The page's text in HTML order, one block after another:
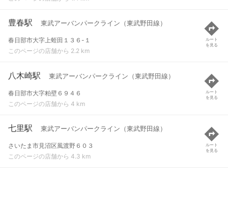
豊春駅 東武アーバンパークライン（東武野田線）
春日部市大字上蛭田１３６-１
このページの店舗から 2.2 km
ルート
を見る
八木崎駅 東武アーバンパークライン（東武野田線）
春日部市大字粕壁６９４６
このページの店舗から 4 km
ルート
を見る
七里駅 東武アーバンパークライン（東武野田線）
さいたま市見沼区風渡野６０３
このページの店舗から 4.3 km
ルート
を見る